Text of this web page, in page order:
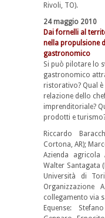
Rivoli, TO).
24 maggio 2010
Dai fornelli al
nella propulsione
gastronomico
Si può pilotare lo
gastronomico
ristorativo? Qual
relazione dello
imprenditoriale?
prodotti e
Riccardo
Cortona, AR);
Azienda agricola
Walter Santagata
Università di
Organizzazione
collegamento via
Equense: